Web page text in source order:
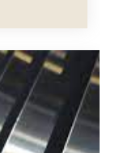
direct
la
des
Alors,